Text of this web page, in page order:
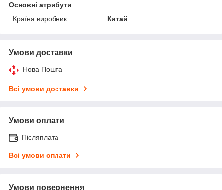
Основні атрибути
Країна виробник
Китай
Умови доставки
Нова Пошта
Всі умови доставки
Умови оплати
Післяплата
Всі умови оплати
Умови повернення